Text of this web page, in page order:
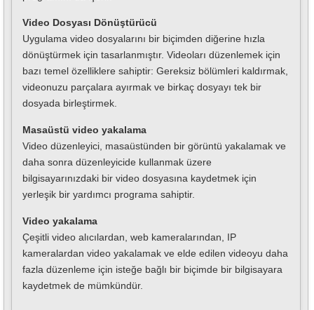
Video Dosyası Dönüştürücü
Uygulama video dosyalarını bir biçimden diğerine hızla
dönüştürmek için tasarlanmıştır. Videoları düzenlemek için
bazı temel özelliklere sahiptir: Gereksiz bölümleri kaldırmak,
videonuzu parçalara ayırmak ve birkaç dosyayı tek bir
dosyada birleştirmek.
Masaüstü video yakalama
Video düzenleyici, masaüstünden bir görüntü yakalamak ve
daha sonra düzenleyicide kullanmak üzere
bilgisayarınızdaki bir video dosyasına kaydetmek için
yerleşik bir yardımcı programa sahiptir.
Video yakalama
Çeşitli video alıcılardan, web kameralarından, IP
kameralardan video yakalamak ve elde edilen videoyu daha
fazla düzenleme için isteğe bağlı bir biçimde bir bilgisayara
kaydetmek de mümkündür.